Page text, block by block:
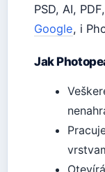
PSD, AI,
Google, i
Jak